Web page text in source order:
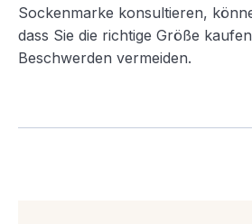
Sockenmarke konsultieren,
dass Sie die richtige Größe
Beschwerden vermeiden.